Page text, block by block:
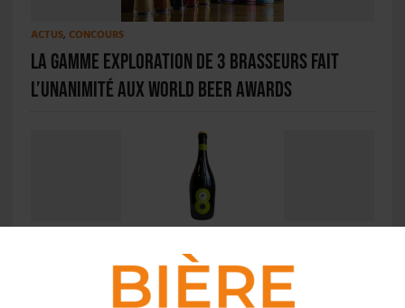
ACTUS, CONCOURS
La gamme Exploration de 3 Brasseurs fait
l’unanimité aux World Beer Awards
La jeune Brasserie des Lys médaillée d’or à